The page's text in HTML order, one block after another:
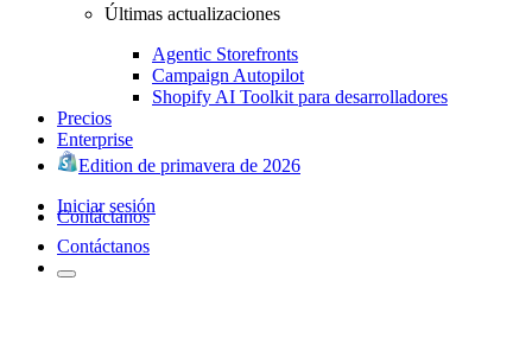
Últimas actualizaciones
Agentic Storefronts
Campaign Autopilot
Shopify AI Toolkit para desarrolladores
Precios
Enterprise
Edition de primavera de 2026
Iniciar sesión
Contáctanos
Contáctanos